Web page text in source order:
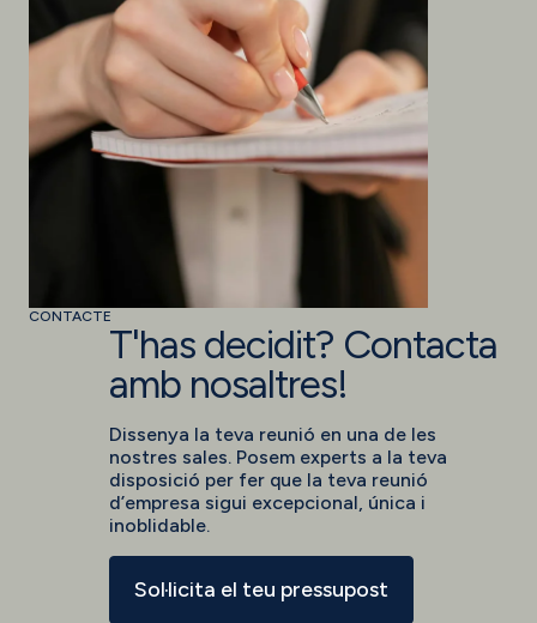
CONTACTE
T'has decidit? Contacta
amb nosaltres!
Dissenya la teva reunió en una de les
nostres sales. Posem experts a la teva
disposició per fer que la teva reunió
d’empresa sigui excepcional, única i
inoblidable.
Sol·licita el teu pressupost